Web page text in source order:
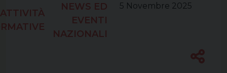
ATTIVITÀ
NEWS ED
EVENTI
NAZIONALI
5 Novembre 2025